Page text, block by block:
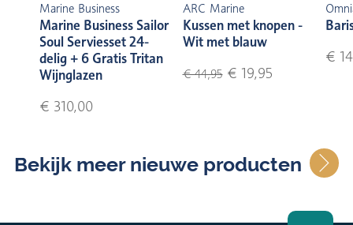
Marine Business
Marine Business Sailor
Soul Serviesset 24-
delig + 6 Gratis Tritan
Wijnglazen
€ 310,00
ARC Marine
Kussen met knopen -
Wit met blauw
€ 44,95€ 19,95
€
Bekijk meer nieuwe producten